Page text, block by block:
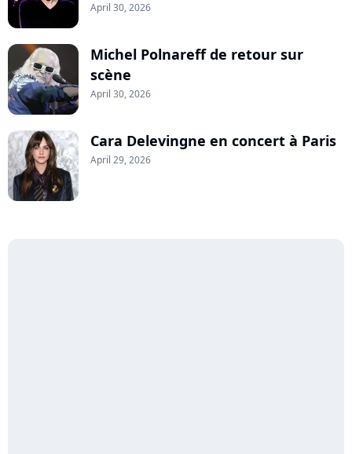
April 30, 2026
Michel Polnareff de retour sur
scène
April 30, 2026
Cara Delevingne en concert à Paris
April 29, 2026